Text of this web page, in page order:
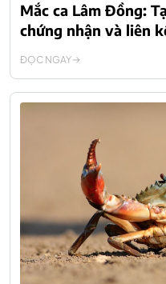
Mắc ca Lâm Đồng:
chứng nhận và liên
ĐỌC NGAY